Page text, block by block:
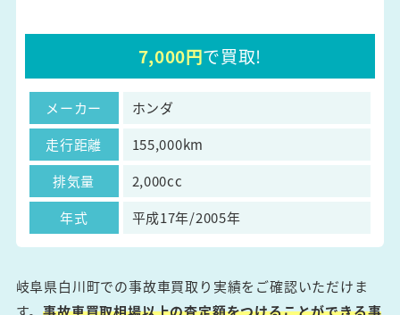
7,000円で買取!
メーカー
ホンダ
走行距離
155,000km
排気量
2,000cc
年式
平成17年/2005年
岐阜県白川町での事故車買取り実績をご確認いただけま
す。事故車買取相場以上の査定額をつけることができる事